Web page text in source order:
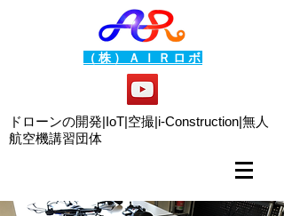
（株）ＡＩＲロボ
ドローンの開発|IoT|空撮|i-Construction|無人
航空機講習団体